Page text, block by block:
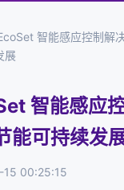
智能感应控制解
展
智能感应
能可持续发
15 00:25:15